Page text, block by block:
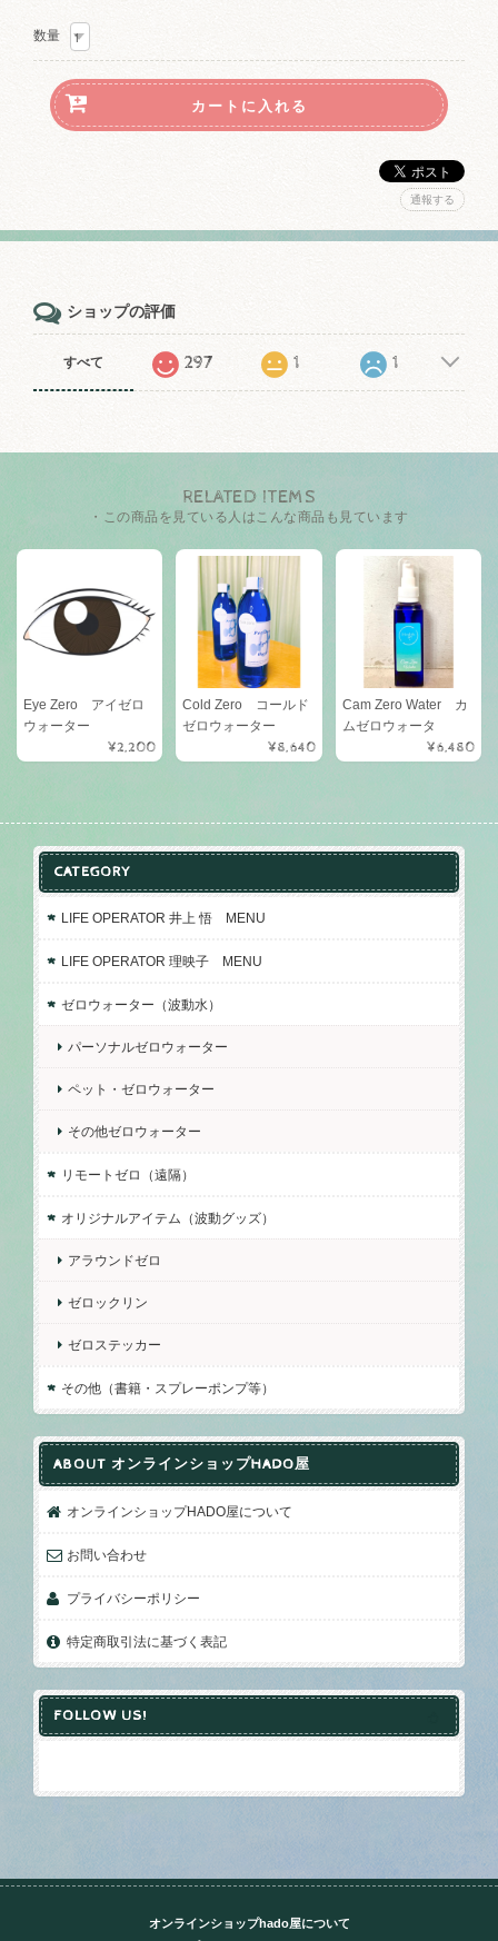
数量
通報する
ショップの評価
すべて 297 1 1
RELATED ITEMS
・この商品を見ている人はこんな商品も見ています
Eye Zero アイゼロ
ウォーター
¥2,200
Cold Zero コールド
ゼロウォーター
¥8,640
Cam Zero Water カ
ムゼロウォータ
¥6,480
CATEGORY
LIFE OPERATOR 井上 悟 MENU
LIFE OPERATOR 理映子 MENU
ゼロウォーター（波動水）
パーソナルゼロウォーター
ペット・ゼロウォーター
その他ゼロウォーター
リモートゼロ（遠隔）
オリジナルアイテム（波動グッズ）
アラウンドゼロ
ゼロックリン
ゼロステッカー
その他（書籍・スプレーポンプ等）
ABOUT オンラインショップHADO屋
オンラインショップHADO屋について
お問い合わせ
プライバシーポリシー
特定商取引法に基づく表記
FOLLOW US!
オンラインショップhado屋について